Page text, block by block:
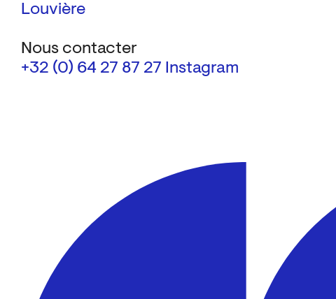
Louvière
Nous contacter
+32 (0) 64 27 87 27 Instagram